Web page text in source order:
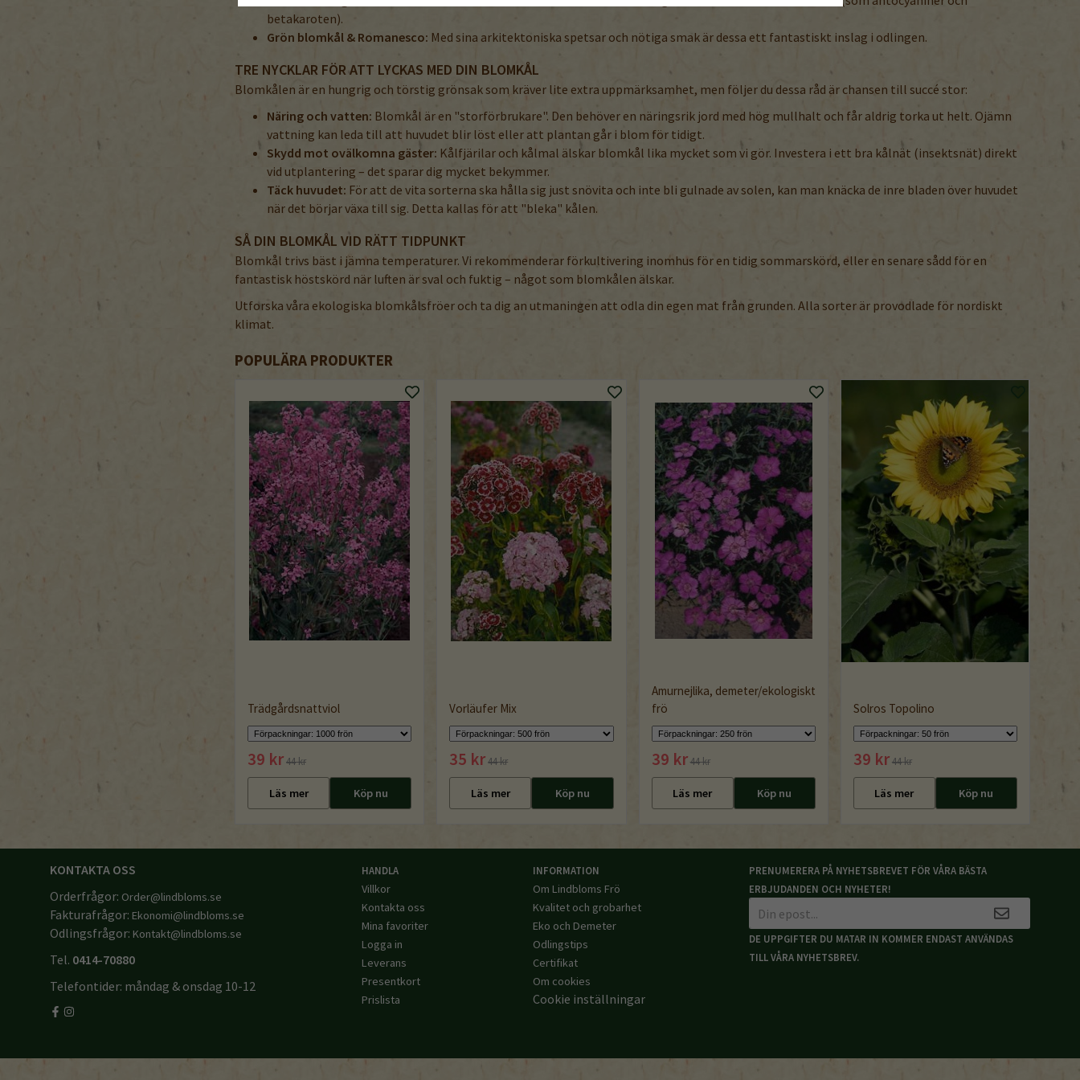
betakaroten).
Grön blomkål & Romanesco: Med sina arkitektoniska spetsar och nötiga smak är dessa ett fantastiskt inslag i odlingen.
TRE NYCKLAR FÖR ATT LYCKAS MED DIN BLOMKÅL
Blomkålen är en hungrig och törstig grönsak som kräver lite extra uppmärksamhet, men följer du dessa råd är chansen till succé stor:
Näring och vatten: Blomkål är en "storförbrukare". Den behöver en näringsrik jord med hög mullhalt och får aldrig torka ut helt. Ojämn
vattning kan leda till att huvudet blir löst eller att plantan går i blom för tidigt.
Skydd mot ovälkomna gäster: Kålfjärilar och kålmal älskar blomkål lika mycket som vi gör. Investera i ett bra kålnät (insektsnät) direkt
vid utplantering – det sparar dig mycket bekymmer.
Täck huvudet: För att de vita sorterna ska hålla sig just snövita och inte bli gulnade av solen, kan man knäcka de inre bladen över huvudet
när det börjar växa till sig. Detta kallas för att "bleka" kålen.
SÅ DIN BLOMKÅL VID RÄTT TIDPUNKT
Blomkål trivs bäst i jämna temperaturer. Vi rekommenderar förkultivering inomhus för en tidig sommarskörd, eller en senare sådd för en
fantastisk höstskörd när luften är sval och fuktig – något som blomkålen älskar.
Utforska våra ekologiska blomkålsfröer och ta dig an utmaningen att odla din egen mat från grunden. Alla sorter är provodlade för nordiskt
klimat.
POPULÄRA PRODUKTER
Trädgårdsnattviol
39 kr44 kr
Läs mer Köp nu
Vorläufer Mix
35 kr 44 kr
Läs mer Köp nu
Amurnejlika, demeter/ekologiskt
frö
39 kr 44 kr
Läs mer Köp nu
Solros Topolino
39 kr 44 kr
Läs mer Köp nu
KONTAKTA OSS
Orderfrågor: Order@lindbloms.se
Fakturafrågor: Ekonomi@lindbloms.se
Odlingsfrågor: Kontakt@lindbloms.se
Tel. 0414-70880
Telefontider: måndag & onsdag 10-12
HANDLA
Villkor
Kontakta oss
Mina favoriter
Logga in
Leverans
Presentkort
Prislista
INFORMATION
Om Lindbloms Frö
Kvalitet och grobarhet
Eko och Demeter
Odlingstips
Certifikat
Om cookies
Cookie inställningar
PRENUMERERA PÅ NYHETSBREVET FÖR VÅRA BÄSTA
ERBJUDANDEN OCH NYHETER!
DE UPPGIFTER DU MATAR IN KOMMER ENDAST ANVÄNDAS
TILL VÅRA NYHETSBREV.